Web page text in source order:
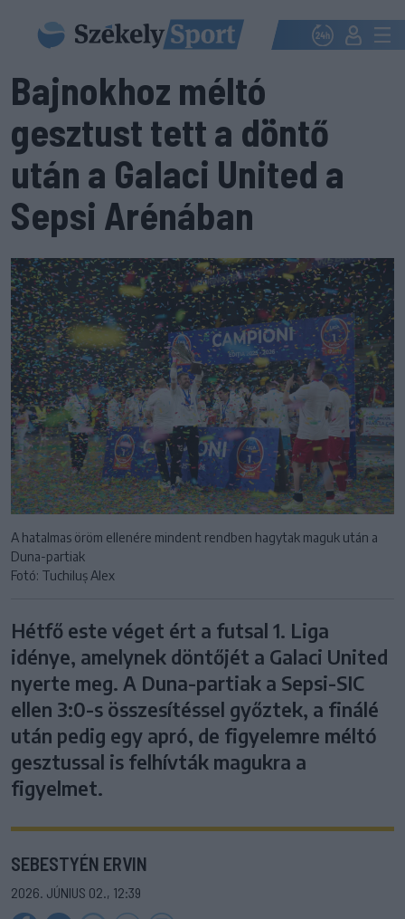
Bajnokhoz méltó
gesztust tett a döntő
után a Galaci United a
Sepsi Arénában
A hatalmas öröm ellenére mindent rendben hagytak maguk után a
Duna-partiak
Fotó: Tuchiluș Alex
Hétfő este véget ért a futsal 1. Liga
idénye, amelynek döntőjét a Galaci United
nyerte meg. A Duna-partiak a Sepsi-SIC
ellen 3:0-s összesítéssel győztek, a finálé
után pedig egy apró, de figyelemre méltó
gesztussal is felhívták magukra a
figyelmet.
SEBESTYÉN ERVIN
2026. JÚNIUS 02., 12:39